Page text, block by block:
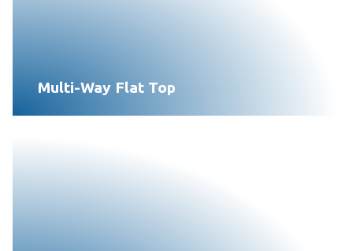
Multi-Way Flat Top